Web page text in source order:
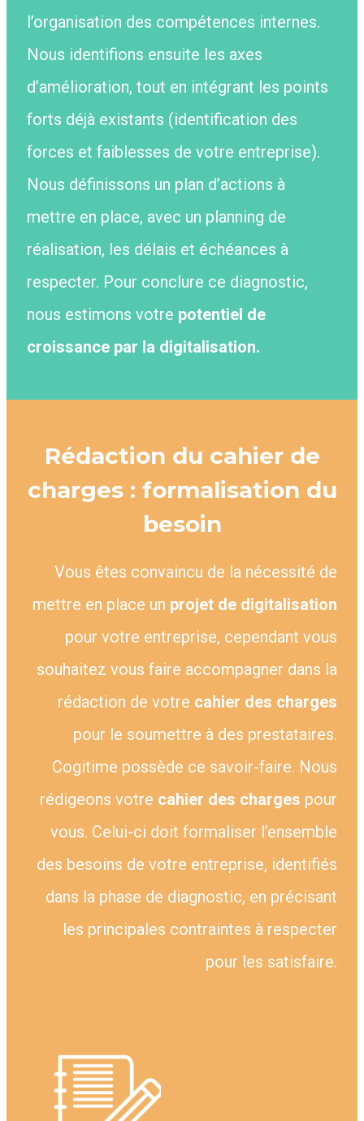
l’organisation des compétences internes.
Nous identifions ensuite les axes
d’amélioration, tout en intégrant les points
forts déjà existants (identification des
forces et faiblesses de votre entreprise).
Nous définissons un plan d’actions à
mettre en place, avec un planning de
réalisation, les délais et échéances à
respecter. Pour conclure ce diagnostic,
nous estimons votre potentiel de
croissance par la digitalisation.
Rédaction du cahier de
charges : formalisation du
besoin
Vous êtes convaincu de la nécessité de
mettre en place un projet de digitalisation
pour votre entreprise, cependant vous
souhaitez vous faire accompagner dans la
rédaction de votre cahier des charges
pour le soumettre à des prestataires.
Cogitime possède ce savoir-faire. Nous
rédigeons votre cahier des charges pour
vous. Celui-ci doit formaliser l’ensemble
des besoins de votre entreprise, identifiés
dans la phase de diagnostic, en précisant
les principales contraintes à respecter
pour les satisfaire.